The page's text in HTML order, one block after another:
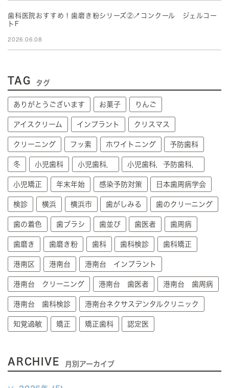
歯科医院おすすめ！歯磨き粉シリーズ②🪥コンクール ジェルコー
トF
2026.06.08
TAG タグ
ありがとうございます お菓子 りんご
アイスクリーム インプラント クリスマス
クリーニング フッ素 ホワイトニング 予防歯科
冬 小児歯科 小児歯科， 小児歯科，予防歯科，
小児矯正 年末年始 感染予防対策 日本歯周病学会
検診 横浜 横浜市 歯がしみる 歯のクリーニング
歯の着色 歯ブラシ 歯並び 歯医者 歯周病
歯磨き 歯磨き粉 歯科 歯科検診 歯科矯正
港南区 港南台 港南台 インプラント
港南台 クリーニング 港南台 歯医者 港南台 歯周病
港南台 歯科検診 港南台ネクサスデンタルクリニック
知覚過敏 矯正 矯正歯科 認定医
ARCHIVE 月別アーカイブ